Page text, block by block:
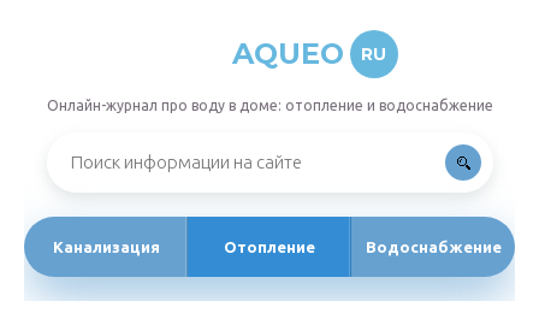
AQUEO RU
Онлайн-журнал про воду в доме: отопление и водоснабжение
Канализация Отопление Водоснабжение